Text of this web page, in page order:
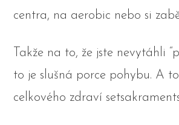
centra, na aerobic nebo si
Takže na to, že jste nevytáhli
to je slušná porce pohybu. A
celkového zdraví